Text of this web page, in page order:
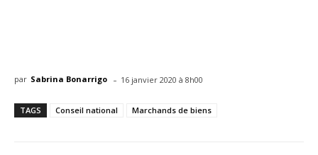
par Sabrina Bonarrigo - 16 janvier 2020 à 8h00
TAGS Conseil national Marchands de biens